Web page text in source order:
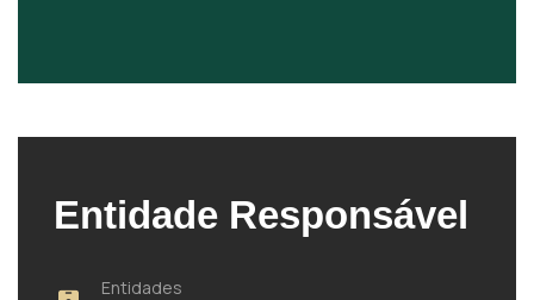
Entidade Responsável
Entidades